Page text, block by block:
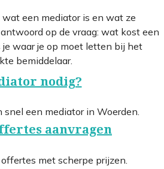
wat een mediator is en wat ze
op de vraag: wat kost een
je waar je op moet letten bij het
bemiddelaar.
nodig?
snel een mediator in Woerden.
aanvragen
met scherpe prijzen.